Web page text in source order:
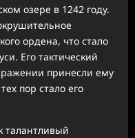
озере в 1242 году.
ордена, что стало
Его тактический
принесли ему
пор стало его
талантливый